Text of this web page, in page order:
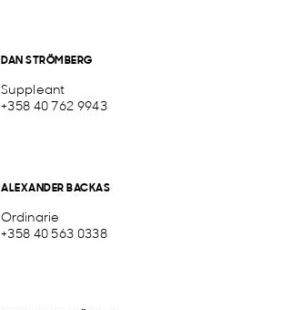
DAN STRÖMBERG
Suppleant
+358 40 762 9943
ALEXANDER BACKAS
Ordinarie
+358 40 563 0338